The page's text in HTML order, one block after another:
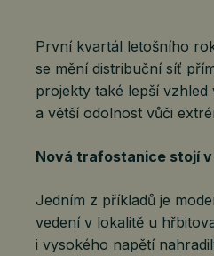
První kvartál letošního
se mění distribuční síť
projekty také lepší
a větší odolnost vůči
Nová trafostanice stojí
Jedním z příkladů je
vedení v lokalitě u
i vysokého napětí